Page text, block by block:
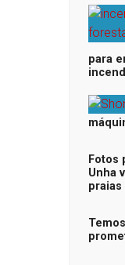
para
Fotos
Unha
praias